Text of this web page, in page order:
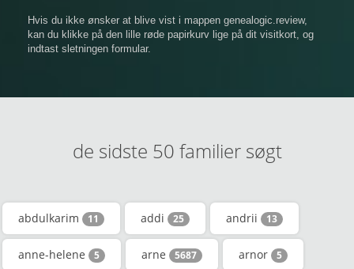
Hvis du ikke ønsker at blive vist i mappen genealogic.review,
kan du klikke på den lille røde papirkurv lige på dit visitkort, og
indtast sletningen formular.
de sidste 50 familier søgt
abdulkarim 11 addi 25 andrii 13
anne-helene 5 arne 5687 arnor 5